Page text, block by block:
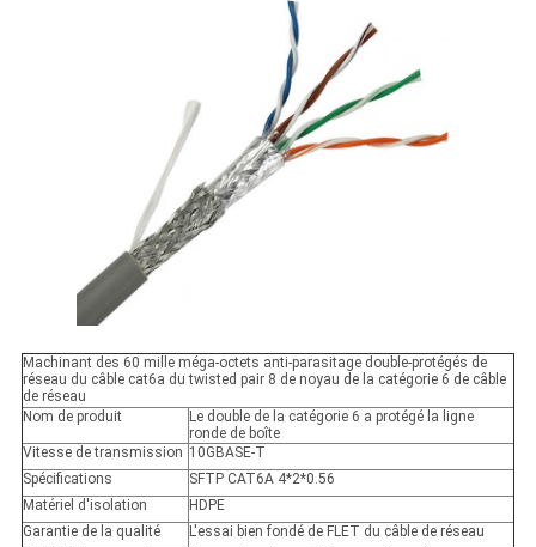
Machinant des 60 mille méga-octets anti-parasitage double-protégés de
réseau du câble cat6a du twisted pair 8 de noyau de la catégorie 6 de câble
de réseau
Nom de produit
Le double de la catégorie 6 a protégé la ligne
ronde de boîte
Vitesse de transmission 10GBASE-T
Spécifications
SFTP CAT6A 4*2*0.56
Matériel d'isolation
HDPE
Garantie de la qualité
L'essai bien fondé de FLET du câble de réseau